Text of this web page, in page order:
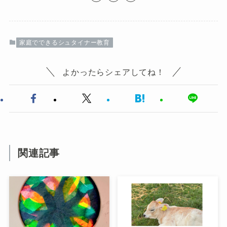
家庭でできるシュタイナー教育
よかったらシェアしてね！
関連記事